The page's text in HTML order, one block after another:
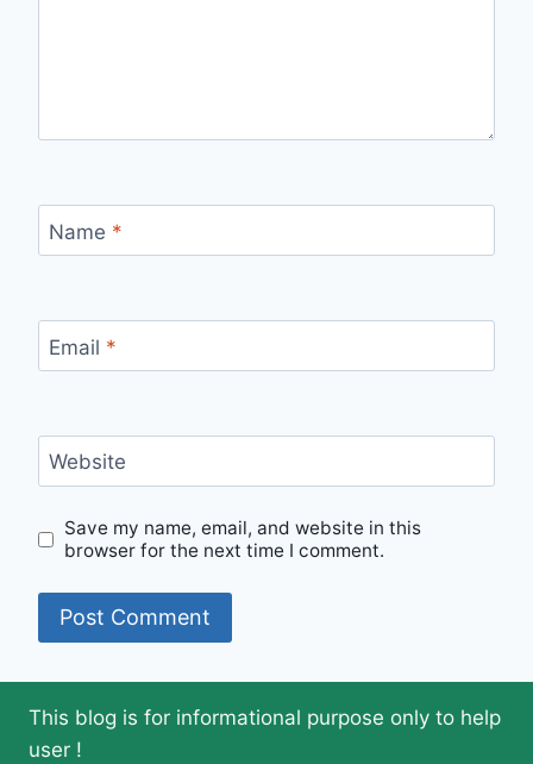
Name *
Email *
Website
Save my name, email, and website in this
browser for the next time I comment.
This blog is for informational purpose only to help
user !